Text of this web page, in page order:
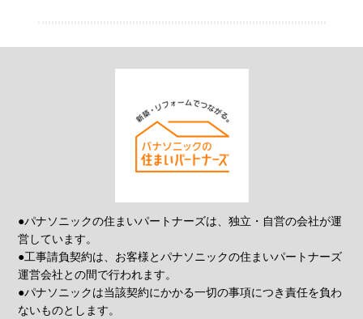
●パナソニックの住まいパートナーズは、独立・自営の会社が運
営しています。
●工事請負契約は、お客様とパナソニックの住まいパートナーズ
運営会社との間で行われます。
●パナソニックは当該契約にかかる一切の事項につき責任を負わ
ないものとします。